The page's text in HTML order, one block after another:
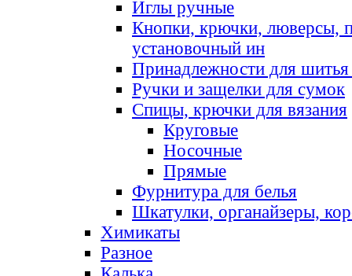
Иглы ручные
Кнопки, крючки, люверсы,
установочный ин
Принадлежности для шитья
Ручки и защелки для сумок
Спицы, крючки для вязания
Круговые
Носочные
Прямые
Фурнитура для белья
Шкатулки, органайзеры,
Химикаты
Разное